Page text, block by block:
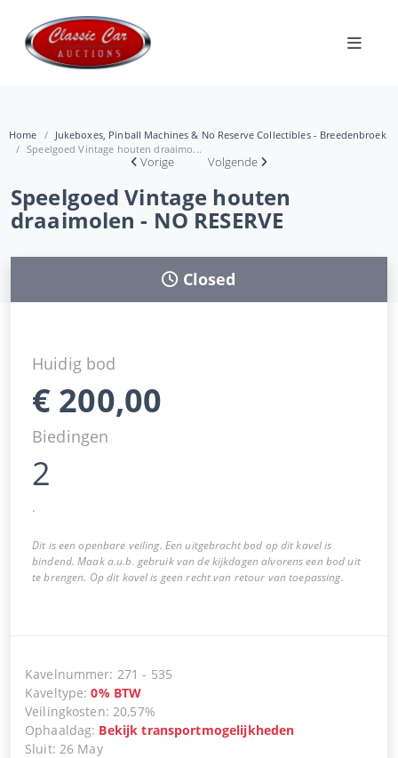
Home
Jukeboxes, Pinball Machines & No Reserve Collectibles - Breedenbroek
Speelgoed Vintage houten draaimo...
Vorige Volgende
Speelgoed Vintage houten
draaimolen - NO RESERVE
Closed
Huidig bod
€ 200,00
Biedingen
2
.
Dit is een openbare veiling. Een uitgebracht bod op dit kavel is
bindend. Maak a.u.b. gebruik van de kijkdagen alvorens een bod uit
te brengen. Op dit kavel is geen recht van retour van toepassing.
Kavelnummer: 271 - 535
Kaveltype:0% BTW
Veilingkosten:20,57%
Ophaaldag: Bekijk transportmogelijkheden
Sluit: 26 May